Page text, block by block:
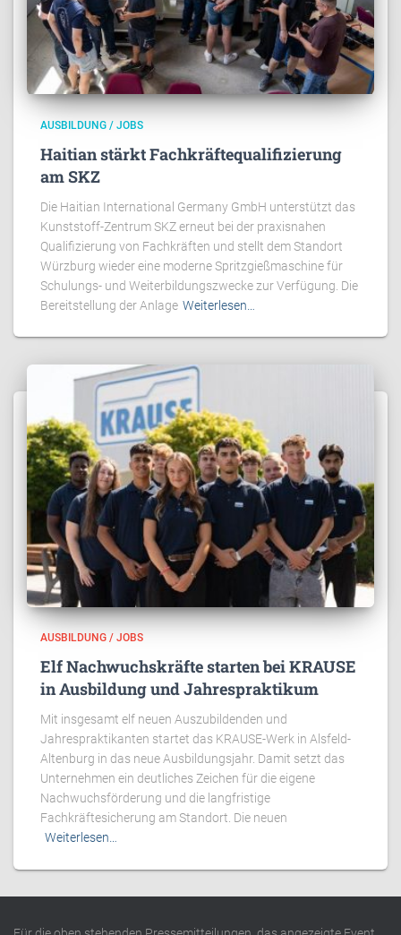
AUSBILDUNG / JOBS
Haitian stärkt Fachkräftequalifizierung
am SKZ
Die Haitian International Germany GmbH unterstützt das
Kunststoff-Zentrum SKZ erneut bei der praxisnahen
Qualifizierung von Fachkräften und stellt dem Standort
Würzburg wieder eine moderne Spritzgießmaschine für
Schulungs- und Weiterbildungszwecke zur Verfügung. Die
Bereitstellung der Anlage Weiterlesen…
AUSBILDUNG / JOBS
Elf Nachwuchskräfte starten bei KRAUSE
in Ausbildung und Jahrespraktikum
Mit insgesamt elf neuen Auszubildenden und
Jahrespraktikanten startet das KRAUSE-Werk in Alsfeld-
Altenburg in das neue Ausbildungsjahr. Damit setzt das
Unternehmen ein deutliches Zeichen für die eigene
Nachwuchsförderung und die langfristige
Fachkräftesicherung am Standort. Die neuen
Weiterlesen…